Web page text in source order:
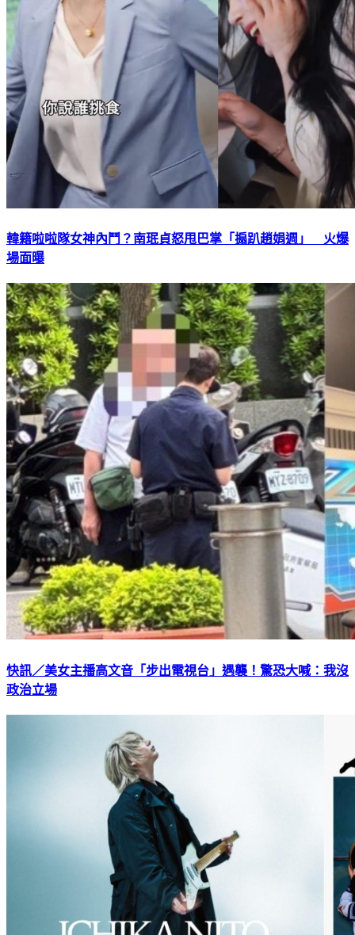
韓籍啦啦隊女神內鬥？南珉貞怒甩巴掌「搧趴趙娟週」 火爆
場面曝
快訊／美女主播高文音「步出電視台」遇襲！驚恐大喊：我沒
政治立場